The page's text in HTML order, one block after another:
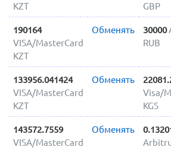
KZT
GBP
190164
VISA/MasterCard
KZT
Обменять 30000
RUB
133956.041424
VISA/MasterCard
KZT
Обменять
Visa/
KGS
143572.7559
VISA/MasterCard
Обменять